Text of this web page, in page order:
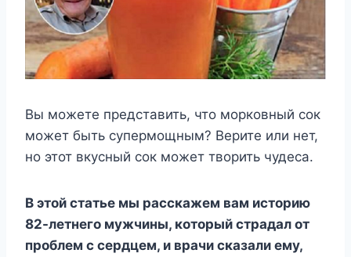
Вы можете представить, что морковный сок
может быть супермощным? Верите или нет,
но этот вкусный сок может творить чудеса.
В этой статье мы расскажем вам историю
82-летнего мужчины, который страдал от
проблем с сердцем, и врачи сказали ему,